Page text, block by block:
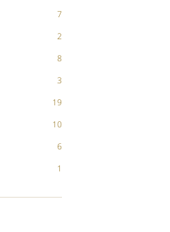
7
2
8
3
19
10
6
1